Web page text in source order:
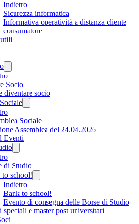
Indietro
Sicurezza informatica
Informativa operatività a distanza cliente
consumatore
Socio
diventare socio
Sociale
Assemblea del 24.04.2026
Eventi
di Studio
to school!
Indietro
Bank to school!
Evento di consegna delle Borse di Studio
speciali e master post universitari